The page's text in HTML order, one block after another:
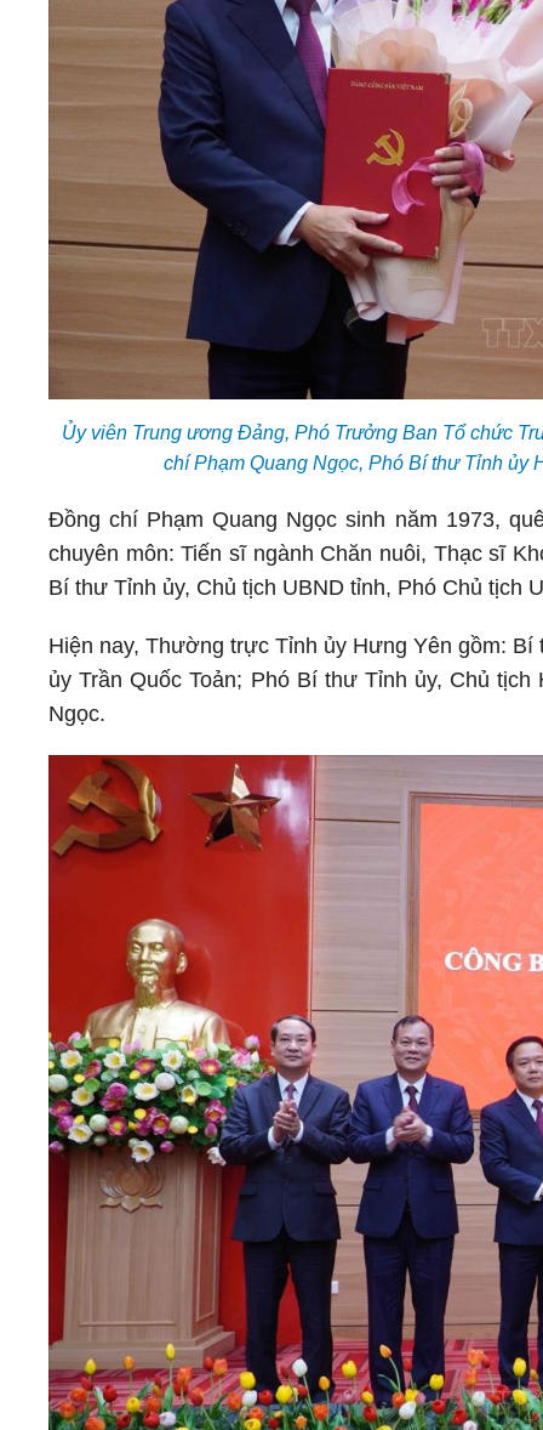
Ủy viên Trung ương Đảng, Phó Trưởng Ban Tổ chức
chí Phạm Quang Ngọc, Phó Bí thư Tỉnh ủy
Đồng chí Phạm Quang Ngọc sinh năm 1973,
chuyên môn: Tiến sĩ ngành Chăn nuôi, Thạc sĩ
Bí thư Tỉnh ủy, Chủ tịch UBND tỉnh, Phó Chủ tịch
Hiện nay, Thường trực Tỉnh ủy Hưng Yên gồm:
ủy Trần Quốc Toản; Phó Bí thư Tỉnh ủy, Chủ
Ngọc.